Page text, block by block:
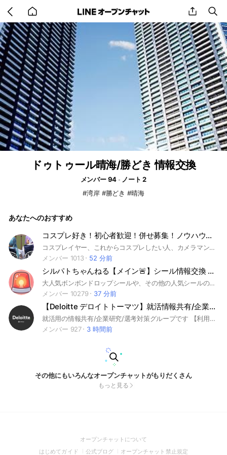
back
to
home
share
ドゥトゥール晴海/勝どき 情報交換
メンバー 94
ノート 2
#湾岸 #勝どき #晴海
あなたへのおすすめ
コスプレ好き！初心者歓迎！併せ募集！ノウハウ・作品共有！レイヤー・カメラマン仲良く
コスプレイヤー、これからコスプレしたい人、カメラマンが集まるオープンチャットです。併せ募集ルールはノートをご確認ください。イベントの宣伝等はNG（強制退出対応）です。
メンバー 1013
52 分前
シルパトちゃんねる【メイン🚨】シール情報交換 再入荷共有【シル活】抽選販売
大人気ボンボンドロップシールや、その他の人気シールの入荷情報、在庫状況を共有しましょう🙏抽選販売ももちろん有益🙆‍♀️
メンバー 10279
37 分前
【Deloitte デロイトトーマツ】就活情報共有/企業研究/選考対策グループ
就活用の情報共有/企業研究/選考対策グループです 【利用ルール】敬語で会話すること｜建設的な議論を行うこと｜就活から逸脱した会話は禁止｜意見を求める際には自分の考えも提示し丸投げしないこと｜前提条件、目的を揃え相手を尊重したうえで主張すること｜無許可の広告宣伝は禁止 ＜企業別グループ一覧＞ コンサル マッキンゼー/BCG/ベイン/ATカーニー/PwC/デロイト/KPMG/EY/アクセンチュア/NRI野村総合研究所/アビーム/ベイカレント 外資金融 ゴールドマン・サックス/モルガン・スタンレー/JPモルガン 外資IT Google/Amazon/マイクロソフト/アップル IT/通信 NTTデータ/NSSOL/電通総研/CTC/IBM/NTTドコモ/KDDI/ソフトバンク/楽天/リクルート/LINEヤフー/メルカリ/サイバーエージェント/富士通/DeNA/SCSK/TIS 商社 三菱商事/伊藤忠商事/三井物産/住友商事/丸紅 金融 三菱UFJ銀行/三井住友銀行/みずほ銀行/りそな銀行/日本銀行/DBJ/東京海上日動/三井住友海上/損保ジャパン/日本生命/第一生命/明治安田生命/JCB/三井住友カード/オリックス/農林中央金庫 証券 野村證券/大和証券/SMBC日興証券 広告/メディア 電通/博報堂/NHK/日本テレビ/TBS 不動産 三井不動産/三菱地所/住友不動産/森ビル/野村不動産/東急不動産 建設 大成建設/鹿島建設/清水建設 食品/日用品 サントリー/キリン/アサヒ/味の素/明治/日清食品/JT/資生堂/花王/P&G/ユニ・チャーム 小売/サービス イオン/セブン&アイ/ファーストリテイリング/良品計画 電機/機械/自動車 ソニー/トヨタ/ホンダ/日産/キーエンス/日立/パナソニック/三菱重工/三菱電機/東京エレクトロン/デンソー/村田製作所/ダイキン/NEC/キヤノン/コマツ/オムロン 素材/化学 旭化成/富士フイルム/AGC/信越化学/東レ 製薬 武田薬品/中外製薬/第一三共/アステラス製薬/エーザイ インフラ/運輸 JR東海/JR東日本/JR西日本/ANA/JAL/東京ガス/大阪ガス/東京電力/関西電力 その他 オリエンタルランド/任天堂/ニトリ/バンダイナムコ 27卒28卒29卒30卒 SPI/玉手箱/TGWEB/テストセンター/GAB/CAB
メンバー 927
3 時間前
その他にもいろんなオープンチャットがもりだくさん
もっと見る
オープンチャットについて
in
はじめてガイド (Open
公式ブログ (Open
オープンチャット禁止規定(Open